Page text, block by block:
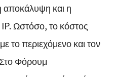
αποκάλυψη και η
Ωστόσο, το κόστος
το περιεχόμενο και τον
Φόρουμ